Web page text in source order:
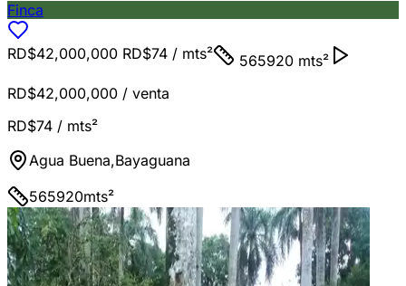
Finca
RD$42,000,000 RD$74 / mts²
565920 mts²
RD$42,000,000 / venta
RD$74 / mts²
Agua Buena,Bayaguana
565920mts²